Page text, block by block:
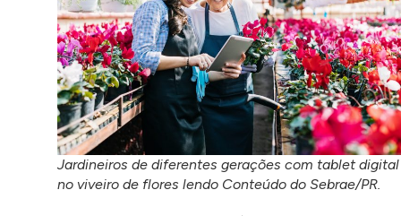
Jardineiros de diferentes gerações com tablet digital
no viveiro de flores lendo Conteúdo do Sebrae/PR.